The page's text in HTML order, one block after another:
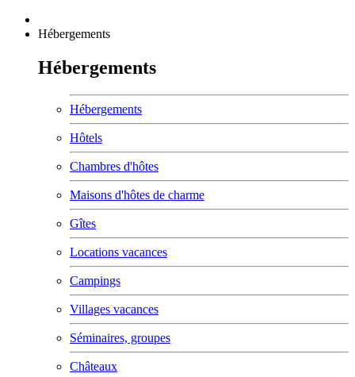
Hébergements
Hébergements
Hébergements
Hôtels
Chambres d'hôtes
Maisons d'hôtes de charme
Gîtes
Locations vacances
Campings
Villages vacances
Séminaires, groupes
Châteaux